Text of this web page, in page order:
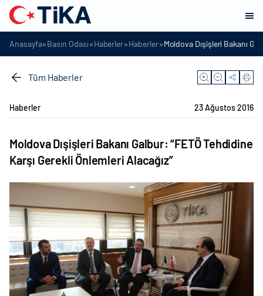
Anasayfa»Basın Odası»Haberler»Haberler»Moldova Dışişleri Bakanı
Tüm Haberler
Haberler 23 Ağustos 2016
Moldova Dışişleri Bakanı Galbur: “FETÖ Tehdidine
Karşı Gerekli Önlemleri Alacağız”